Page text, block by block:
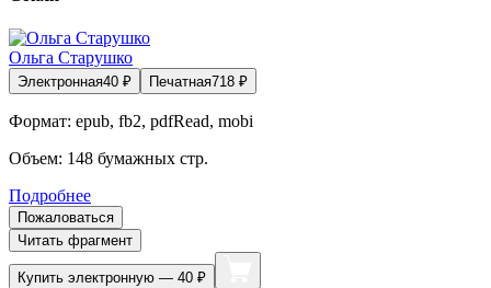
Ольга Старушко
Электронная40 ₽ Печатная718 ₽
Формат: epub, fb2, pdfRead, mobi
Объем: 148 бумажных стр.
Подробнее
Пожаловаться
Читать фрагмент
Купить электронную — 40 ₽